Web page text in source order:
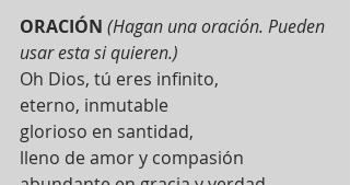
ORACIÓN (Hagan una oración. Pueden
usar esta si quieren.)
Oh Dios, tú eres infinito,
eterno, inmutable
glorioso en santidad,
lleno de amor y compasión